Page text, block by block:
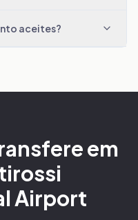
aceites?
em
Airport